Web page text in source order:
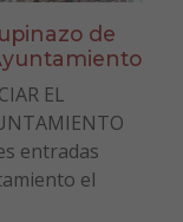
de
EL
entradas
el